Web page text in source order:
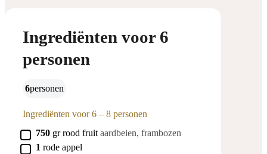
Ingrediënten voor 6
personen
6 personen
Ingrediënten voor 6 – 8 personen
▢
750 gr rood fruit aardbeien, frambozen
▢
1 rode appel